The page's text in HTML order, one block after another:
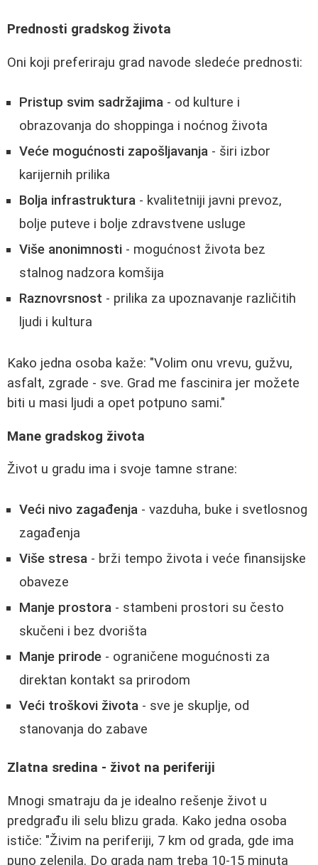
Prednosti gradskog života
Oni koji preferiraju grad navode sledeće prednosti:
Pristup svim sadržajima - od kulture i
obrazovanja do shoppinga i noćnog života
Veće mogućnosti zapošljavanja - širi izbor
karijernih prilika
Bolja infrastruktura - kvalitetniji javni prevoz,
bolje puteve i bolje zdravstvene usluge
Više anonimnosti - mogućnost života bez
stalnog nadzora komšija
Raznovrsnost - prilika za upoznavanje različitih
ljudi i kultura
Kako jedna osoba kaže: "Volim onu vrevu, gužvu,
asfalt, zgrade - sve. Grad me fascinira jer možete
biti u masi ljudi a opet potpuno sami."
Mane gradskog života
Život u gradu ima i svoje tamne strane:
Veći nivo zagađenja - vazduha, buke i svetlosnog
zagađenja
Više stresa - brži tempo života i veće finansijske
obaveze
Manje prostora - stambeni prostori su često
skučeni i bez dvorišta
Manje prirode - ograničene mogućnosti za
direktan kontakt sa prirodom
Veći troškovi života - sve je skuplje, od
stanovanja do zabave
Zlatna sredina - život na periferiji
Mnogi smatraju da je idealno rešenje život u
predgrađu ili selu blizu grada. Kako jedna osoba
ističe: "Živim na periferiji, 7 km od grada, gde ima
puno zelenila. Do grada nam treba 10-15 minuta